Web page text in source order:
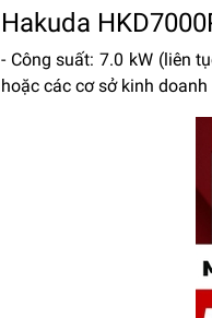
Hakuda
- Công suất: 7.0 kW (liên
hoặc các cơ sở kinh